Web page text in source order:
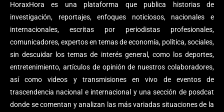
HoraxHora es una plataforma que publica historias de
investigación, reportajes, enfoques noticiosos, nacionales e
internacionales, escritas por periodistas profesionales,
comunicadores, expertos en temas de economía, política, sociales,
sin descuidar los temas de interés general, como los deportes,
entretenimiento, artículos de opinión de nuestros colaboradores,
así como videos y transmisiones en vivo de eventos de
trascendencia nacional e internacional y una sección de posdcat
donde se comentan y analizan las más variadas situaciones de la